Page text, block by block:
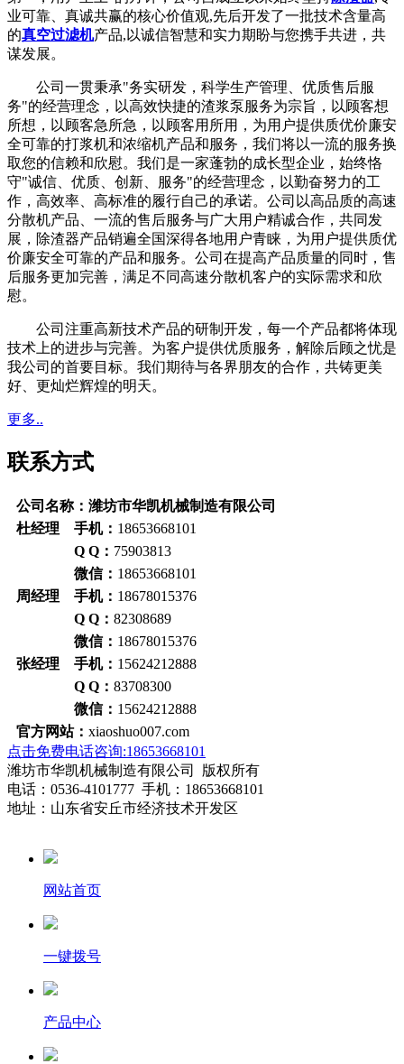
业可靠、真诚共赢的核心价值观,先后开发了一批技术含量高
的真空过滤机产品,以诚信智慧和实力期盼与您携手共进，共
谋发展。
公司一贯秉承"务实研发，科学生产管理、优质售后服
务"的经营理念，以高效快捷的渣浆泵服务为宗旨，以顾客想
所想，以顾客急所急，以顾客用所用，为用户提供质优价廉安
全可靠的打浆机和浓缩机产品和服务，我们将以一流的服务换
取您的信赖和欣慰。我们是一家蓬勃的成长型企业，始终恪
守"诚信、优质、创新、服务"的经营理念，以勤奋努力的工
作，高效率、高标准的履行自己的承诺。公司以高品质的高速
分散机产品、一流的售后服务与广大用户精诚合作，共同发
展，除渣器产品销遍全国深得各地用户青睐，为用户提供质优
价廉安全可靠的产品和服务。公司在提高产品质量的同时，售
后服务更加完善，满足不同高速分散机客户的实际需求和欣
慰。
公司注重高新技术产品的研制开发，每一个产品都将体现
技术上的进步与完善。为客户提供优质服务，解除后顾之忧是
我公司的首要目标。我们期待与各界朋友的合作，共铸更美
好、更灿烂辉煌的明天。
更多..
联系方式
公司名称：潍坊市华凯机械制造有限公司
杜经理 手机： 18653668101
Q Q： 75903813
微信： 18653668101
周经理 手机： 18678015376
Q Q： 82308689
微信： 18678015376
张经理 手机： 15624212888
Q Q： 83708300
微信： 15624212888
官方网站： xiaoshuo007.com
点击免费电话咨询:18653668101
潍坊市华凯机械制造有限公司 版权所有
电话：0536-4101777 手机：18653668101
地址：山东省安丘市经济技术开发区
网站首页
一键拨号
产品中心